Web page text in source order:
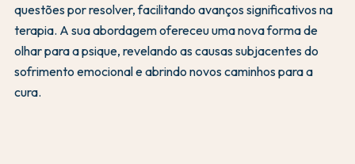
questões por resolver, facilitando avanços significativos na
terapia. A sua abordagem ofereceu uma nova forma de
olhar para a psique, revelando as causas subjacentes do
sofrimento emocional e abrindo novos caminhos para a
cura.